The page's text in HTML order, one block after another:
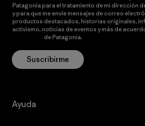
Patagonia para el tratamiento de mi dirección
y para que me envíe mensajes de correo
productos destacados, historias originales,
activismo, noticias de eventos y más de
de Patagonia.
Suscribirme
Ayuda